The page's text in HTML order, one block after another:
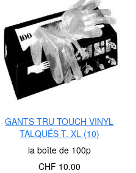
GANTS TRU TOUCH VINYL
TALQUÉS T. XL (10)
la boîte de 100p
CHF 10.00